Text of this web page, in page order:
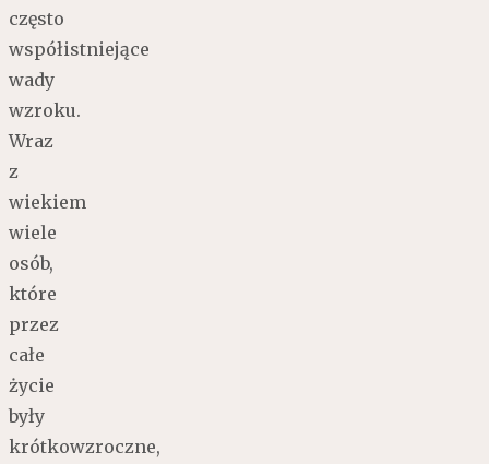
często
współistniejące
wady
wzroku.
Wraz
z
wiekiem
wiele
osób,
które
przez
całe
życie
były
krótkowzroczne,